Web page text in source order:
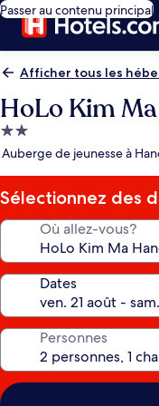
Passer au contenu principal
Afficher tous les
HoLo Kim
Hébergement
2.0 étoiles
Auberge de jeunesse à
Sélectionnez des
Où allez-vous?
Dates
Personnes